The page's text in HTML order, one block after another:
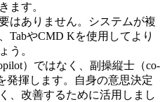
ます。
はありません。システムが複
TabやCMD Kを使用してより
う。
）ではなく、副操縦士（co-
発揮します。自身の意思決定
、改善するために活用しまし